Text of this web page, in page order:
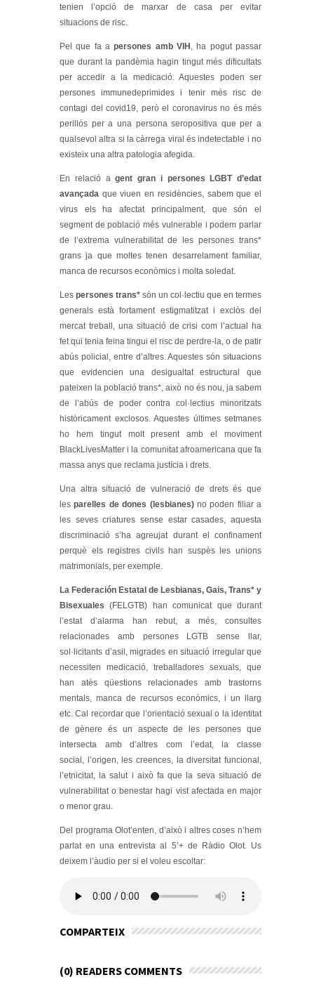
tenien l’opció de marxar de casa per evitar
situacions de risc.
Pel que fa apersones amb VIH , ha pogut passar
que durant la pandèmia hagin tingut més dificultats
per accedir a la medicació. Aquestes poden ser
persones immunedeprimides i tenir més risc de
contagi del covid19, però el coronavirus no és més
perillós per a una persona seropositiva que per a
qualsevol altra si la càrrega viral és indetectable i no
existeix una altra patologia afegida.
En relació agent gran i persones LGBT d’edat
avançada que viuen en residències, sabem que el
virus els ha afectat principalment, que són el
segment de població més vulnerable i podem parlar
de l’extrema vulnerabilitat de les persones trans*
grans ja que moltes tenen desarrelament familiar,
manca de recursos econòmics i molta soledat.
Les persones trans* són un col·lectiu que en termes
generals està fortament estigmatitzat i exclòs del
mercat treball, una situació de crisi com l’actual ha
fet qui tenia feina tingui el risc de perdre-la, o de patir
abús policial, entre d’altres. Aquestes són situacions
que evidencien una desigualtat estructural que
pateixen la població trans*, això no és nou, ja sabem
de l’abús de poder contra col·lectius minoritzats
històricament exclosos. Aquestes últimes setmanes
ho hem tingut molt present amb el moviment
BlackLivesMatter i la comunitat afroamericana que fa
massa anys que reclama justícia i drets.
Una altra situació de vulneració de drets és que
lesparelles de dones (lesbianes)no poden filiar a
les seves criatures sense estar casades, aquesta
discriminació s’ha agreujat durant el confinament
perquè els registres civils han suspès les unions
matrimonials, per exemple.
La Federación Estatal de Lesbianas, Gais, Trans* y
Bisexuales (FELGTB) han comunicat que durant
l’estat d’alarma han rebut, a més, consultes
relacionades amb persones LGTB sense llar,
sol·licitants d’asil, migrades en situació irregular que
necessiten medicació, treballadores sexuals, que
han atès qüestions relacionades amb trastorns
mentals, manca de recursos econòmics, i un llarg
etc. Cal recordar que l’orientació sexual o la identitat
de gènere és un aspecte de les persones que
intersecta amb d’altres com l’edat, la classe
social, l’origen, les creences, la diversitat funcional,
l’etnicitat, la salut i això fa que la seva situació de
vulnerabilitat o benestar hagi vist afectada en major
o menor grau.
Del programa Olot’enten, d’això i altres coses n’hem
parlat en una entrevista al 5’+ de Ràdio Olot. Us
deixem l’àudio per si el voleu escoltar:
COMPARTEIX
(0) READERS COMMENTS